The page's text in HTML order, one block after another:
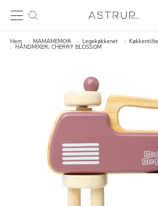
Hem MAMAMEMO® Legekøkkenet
HÅNDMIXER, CHERRY BLOSSOM